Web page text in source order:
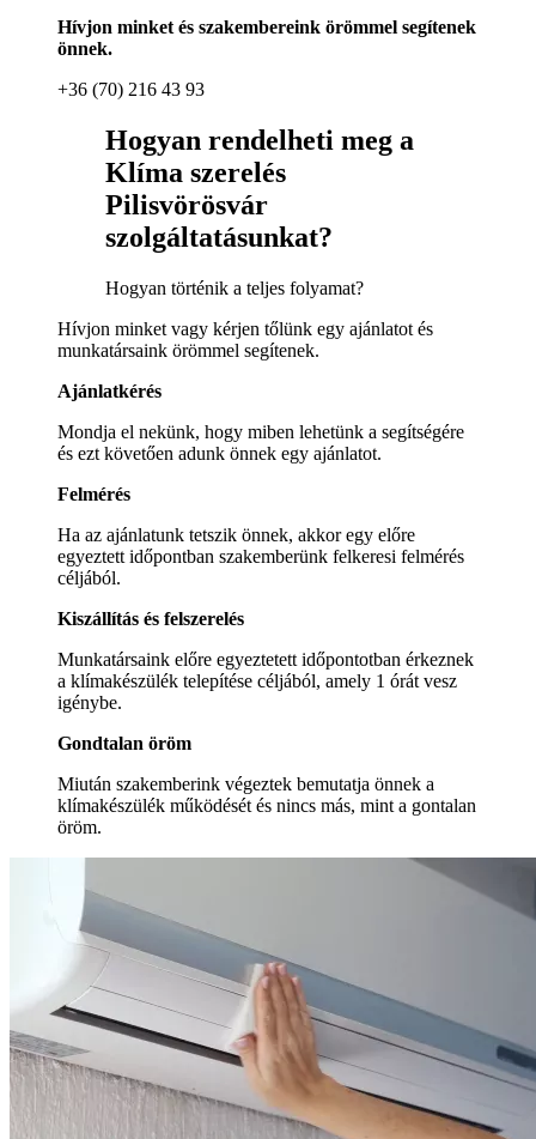
Hívjon minket és szakembereink örömmel segítenek
önnek.
+36 (70) 216 43 93
Hogyan rendelheti meg a
Klíma szerelés
Pilisvörösvár
szolgáltatásunkat?
Hogyan történik a teljes folyamat?
Hívjon minket vagy kérjen tőlünk egy ajánlatot és
munkatársaink örömmel segítenek.
Ajánlatkérés
Mondja el nekünk, hogy miben lehetünk a segítségére
és ezt követően adunk önnek egy ajánlatot.
Felmérés
Ha az ajánlatunk tetszik önnek, akkor egy előre
egyeztett időpontban szakemberünk felkeresi felmérés
céljából.
Kiszállítás és felszerelés
Munkatársaink előre egyeztetett időpontotban érkeznek
a klímakészülék telepítése céljából, amely 1 órát vesz
igénybe.
Gondtalan öröm
Miután szakemberink végeztek bemutatja önnek a
klímakészülék működését és nincs más, mint a gontalan
öröm.